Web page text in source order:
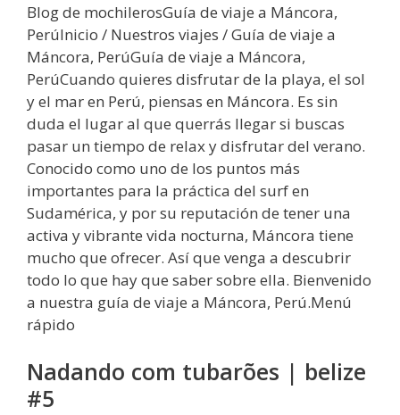
Blog de mochilerosGuía de viaje a Máncora,
PerúInicio / Nuestros viajes / Guía de viaje a
Máncora, PerúGuía de viaje a Máncora,
PerúCuando quieres disfrutar de la playa, el sol
y el mar en Perú, piensas en Máncora. Es sin
duda el lugar al que querrás llegar si buscas
pasar un tiempo de relax y disfrutar del verano.
Conocido como uno de los puntos más
importantes para la práctica del surf en
Sudamérica, y por su reputación de tener una
activa y vibrante vida nocturna, Máncora tiene
mucho que ofrecer. Así que venga a descubrir
todo lo que hay que saber sobre ella. Bienvenido
a nuestra guía de viaje a Máncora, Perú.Menú
rápido
Nadando com tubarões | belize
#5